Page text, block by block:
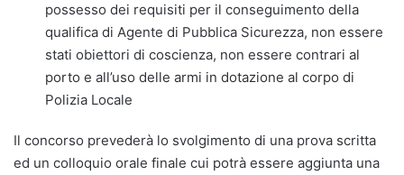
possesso dei requisiti per il conseguimento della
qualifica di Agente di Pubblica Sicurezza, non essere
stati obiettori di coscienza, non essere contrari al
porto e all’uso delle armi in dotazione al corpo di
Polizia Locale
Il concorso prevederà lo svolgimento di una prova scritta
ed un colloquio orale finale cui potrà essere aggiunta una